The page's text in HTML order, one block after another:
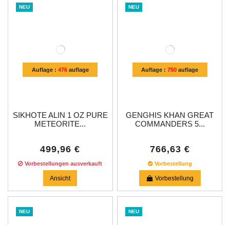
Auflage : 476auflage
NEU
SIKHOTE ALIN 1 OZ PURE
METEORITE...
499,96 €
Vorbestellungen ausverkauft
Ansicht
Auflage :750 auflage
NEU
GENGHIS KHAN GREAT
COMMANDERS 5...
766,63 €
Vorbestellung
Vorbestellung
NEU NEU